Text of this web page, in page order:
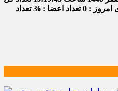
امروز : 0 تعداد اعضا : 36
تعداد